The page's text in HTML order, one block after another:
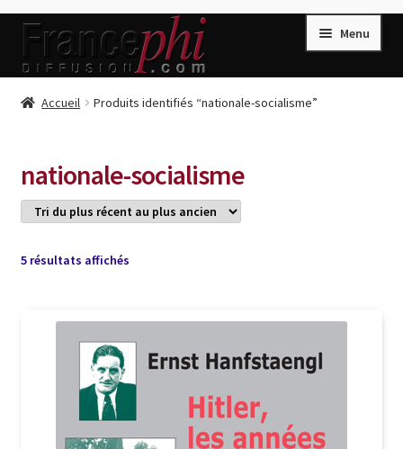
Aller
la
Aller
contenu
Menu
Accueil
Conditions de Vente
Connection
Listes d’Envies
Livres de Peter Randa
Livres de Philippe Randa
Login Customizer
Accueil Produits identifiés “nationale-socialisme”
nationale-socialisme
5 résultats affichésTrié
récent
au
plus